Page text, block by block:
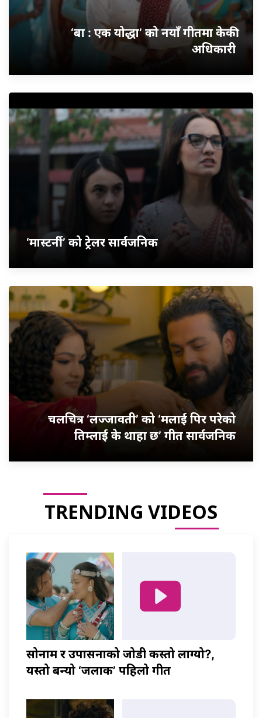
‘बा : एक योद्धा’ को नयाँ गीतमा केकी
अधिकारी
‘मास्टर्नी’ को ट्रेलर सार्वजनिक
चलचित्र ‘लज्जावती’ को ‘मलाई पिर परेको
तिम्लाई के थाहा छ’ गीत सार्वजनिक
TRENDING VIDEOS
सोनाम र उपासनाको जोडी कस्तो लाग्यो?,
यस्तो बन्यो ‘जलाकी’ पहिलो गीत